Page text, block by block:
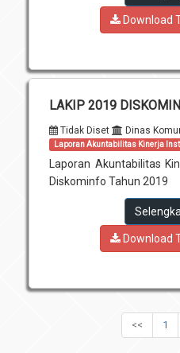
Download
LAKIP 2019
Tidak Diset Dinas
Laporan Akuntabilitas Kinerja
Laporan Akuntabilitas
Diskominfo Tahun 2019
Download
<< 1